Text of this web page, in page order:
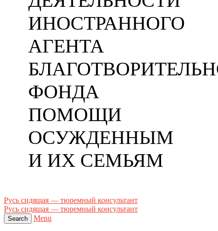
ИНОСТРАННОГО
АГЕНТА
ФОНДА
ПОМОЩИ
ОСУЖДЕННЫМ
И ИХ СЕМЬЯМ
Русь сидящая — тюремный консультант
Русь сидящая — тюремный консультант
Search Menu